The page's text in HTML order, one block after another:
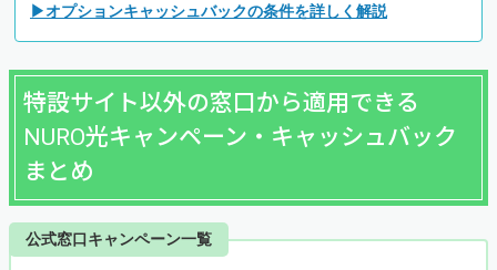
▶オプションキャッシュバックの条件を詳しく解説
特設サイト以外の窓口から適用できる
NURO光キャンペーン・キャッシュバック
まとめ
公式窓口キャンペーン一覧